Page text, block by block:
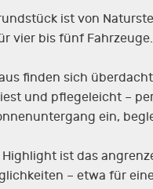
ist von
vier bis fünf Fahrzeuge.
finden sich
und pflegeleicht –
ein,
Highlight ist das
– etwa für